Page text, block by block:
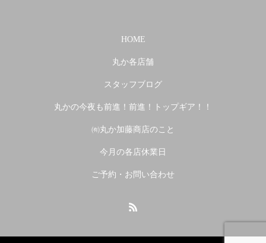
HOME
丸か各店舗
スタッフブログ
丸かの今夜も前進！前進！トップギア！！
㈲丸か加藤商店のこと
今月の各店休業日
ご予約・お問い合わせ